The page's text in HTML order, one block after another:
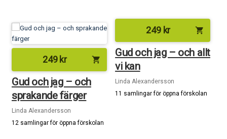
249kr shopping_cart
Gud och jag – och
sprakande färger
Linda Alexandersson
12 samlingar för öppna förskolan
249 kr shopping_cart
Gud och jag – och allt
vi kan
Linda Alexandersson
11 samlingar för öppna förskolan